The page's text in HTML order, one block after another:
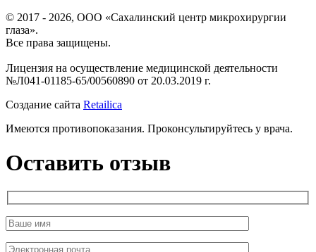
© 2017 - 2026, ООО «Сахалинский центр микрохирургии
глаза».
Все права защищены.
Лицензия на осуществление медицинской деятельности
№Л041-01185-65/00560890 от 20.03.2019 г.
Создание сайта Retailica
Имеются противопоказания. Проконсультируйтесь у врача.
Оставить отзыв